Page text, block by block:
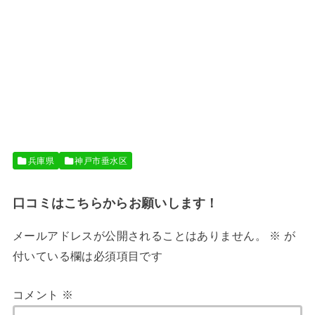
兵庫県 神戸市垂水区
口コミはこちらからお願いします！
メールアドレスが公開されることはありません。 ※ が
付いている欄は必須項目です
コメント ※